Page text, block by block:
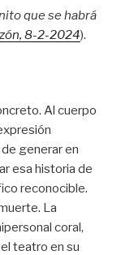
que se habrá
, 8-2-2024).
Al cuerpo
generar en
esa historia de
reconocible.
La
coral,
teatro en su